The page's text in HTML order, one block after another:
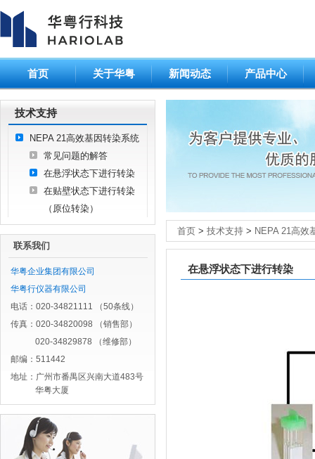
首页 关于华粤 新闻动态 产品中心
技术支持
NEPA 21高效基因转染系统
常见问题的解答
在悬浮状态下进行转染
在贴壁状态下进行转染
（原位转染）
联系我们
华粤企业集团有限公司
华粤行仪器有限公司
电话：020-34821111 （50条线）
传真：020-34820098 （销售部）
020-34829878 （维修部）
邮编：511442
地址：广州市番禺区兴南大道483号
华粤大厦
首页 > 技术支持 > NEPA 21高效
在悬浮状态下进行转染